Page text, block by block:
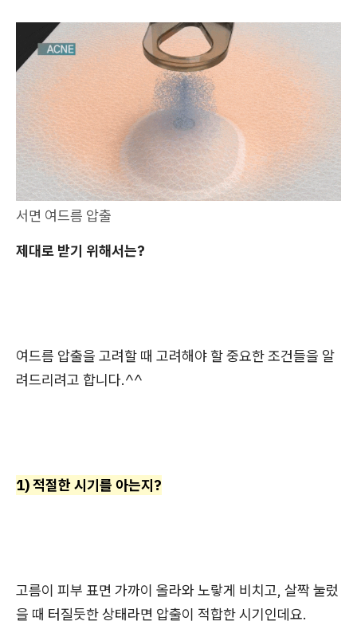
서면 여드름 압출
제대로 받기 위해서는?
여드름 압출을 고려할 때 고려해야 할 중요한 조건들을 알
려드리려고 합니다.^^
1) 적절한 시기를 아는지?
고름이 피부 표면 가까이 올라와 노랗게 비치고, 살짝 눌렀
을 때 터질듯한 상태라면 압출이 적합한 시기인데요.